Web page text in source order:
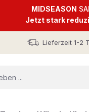
MIDSEASON
Jetzt stark
Lieferzeit 1-2